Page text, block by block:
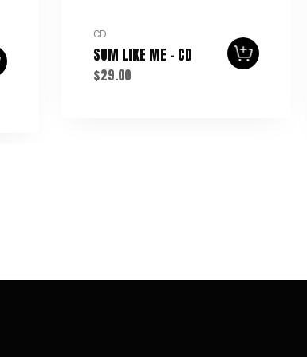
CD
SUM LIKE ME – CD
$29.00